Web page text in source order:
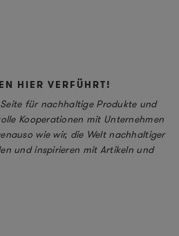
HIER VERFÜHRT!
für nachhaltige Produkte und
Kooperationen mit Unternehmen
wie wir, die Welt nachhaltiger
und inspirieren mit Artikeln und